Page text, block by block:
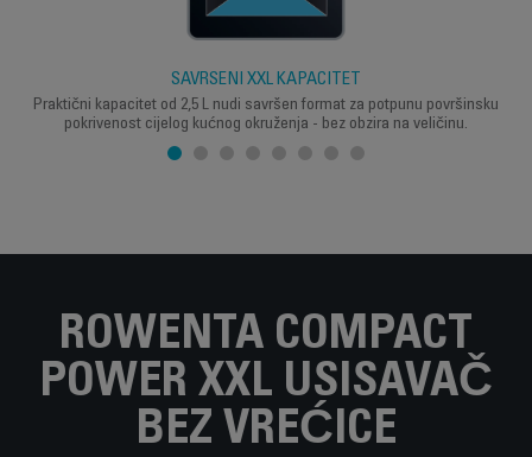
SAVRŠENI XXL KAPACITET
Praktični kapacitet od 2,5 L nudi savršen format za potpunu površinsku
pokrivenost cijelog kućnog okruženja - bez obzira na veličinu.
ROWENTA COMPACT
POWER XXL USISAVAČ
BEZ VREĆICE